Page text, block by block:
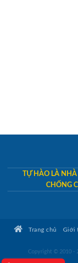
TỰ HÀO LÀ NHÀ
CHỐNG
Trang chủ Giới
Copyright © 2010 -